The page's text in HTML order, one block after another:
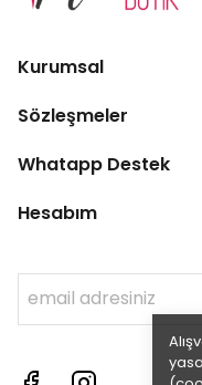
Kurumsal
Sözleşmeler
Whatapp Destek
Hesabım